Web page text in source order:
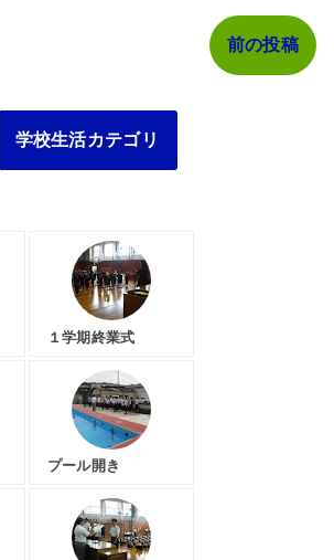
前の投稿
学校生活カテゴリ
１学期終業式
プール開き